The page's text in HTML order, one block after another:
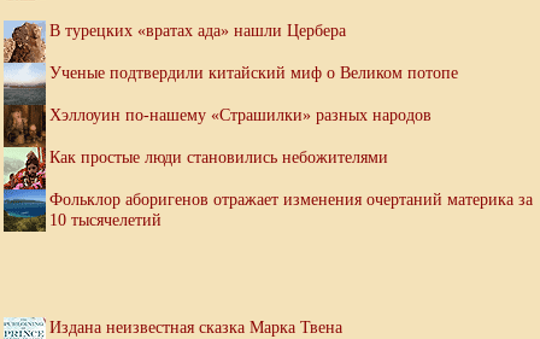
В турецких «вратах ада» нашли Цербера
Ученые подтвердили китайский миф о Великом потопе
Хэллоуин по-нашему «Страшилки» разных народов
Как простые люди становились небожителями
Фольклор аборигенов отражает изменения очертаний материка за
10 тысячелетий
Издана неизвестная сказка Марка Твена